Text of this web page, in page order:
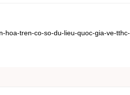
hoa-tren-co-so-du-lieu-quoc-gia-ve-tthc-